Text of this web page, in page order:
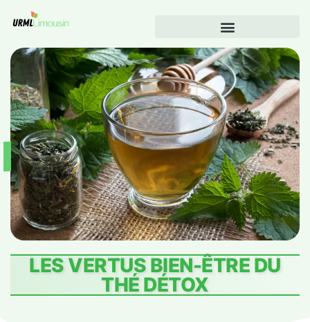
LES VERTUS BIEN-ÊTRE DU
THÉ DÉTOX